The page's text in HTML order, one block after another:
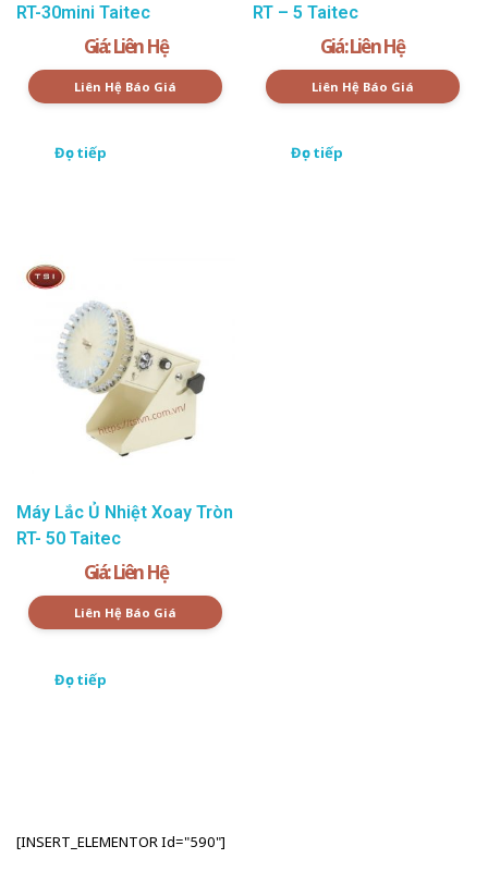
RT-30mini Taitec
Giá: Liên Hệ
Liên Hệ Báo Giá
Đọc tiếp
RT – 5 Taitec
Giá: Liên Hệ
Liên Hệ Báo Giá
Đọc tiếp
Máy Lắc Ủ Nhiệt Xoay Tròn
RT- 50 Taitec
Giá: Liên Hệ
Liên Hệ Báo Giá
Đọc tiếp
[INSERT_ELEMENTOR Id="590"]